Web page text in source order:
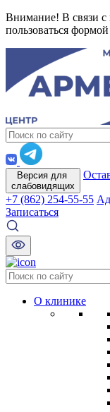
Внимание! В связи с
пользоваться
Версия для
слабовидящих
+7 (862) 254-55-55
Записаться
О клинике